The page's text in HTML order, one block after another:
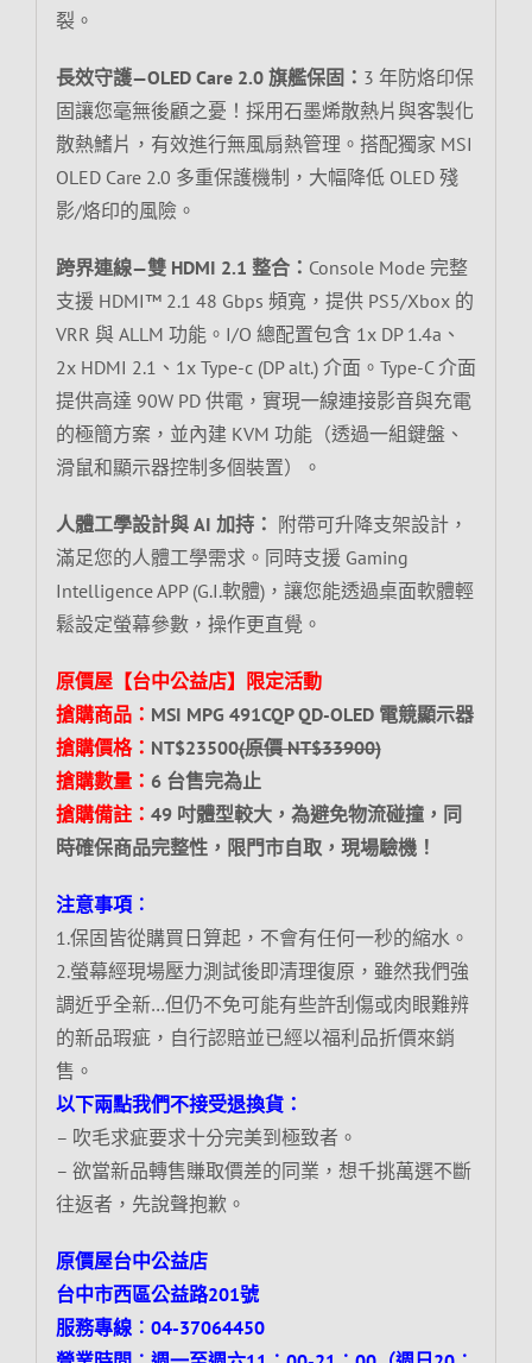
裂。
長效守護—OLED Care 2.0 旗艦保固： 3 年防烙印保
固讓您毫無後顧之憂！採用石墨烯散熱片與客製化
散熱鰭片，有效進行無風扇熱管理。搭配獨家 MSI
OLED Care 2.0 多重保護機制，大幅降低 OLED 殘
影/烙印的風險。
跨界連線—雙 HDMI 2.1 整合： Console Mode 完整
支援 HDMI™ 2.1 48 Gbps 頻寬，提供 PS5/Xbox 的
VRR 與 ALLM 功能。I/O 總配置包含 1x DP 1.4a、
2x HDMI 2.1、1x Type-c (DP alt.) 介面。Type-C 介面
提供高達 90W PD 供電，實現一線連接影音與充電
的極簡方案，並內建 KVM 功能（透過一組鍵盤、
滑鼠和顯示器控制多個裝置）。
人體工學設計與 AI 加持： 附帶可升降支架設計，
滿足您的人體工學需求。同時支援 Gaming
Intelligence APP (G.I.軟體)，讓您能透過桌面軟體輕
鬆設定螢幕參數，操作更直覺。
原價屋【台中公益店】限定活動
搶購商品： MSI MPG 491CQP QD-OLED 電競顯示器
搶購價格： NT$23500(原價 NT$33900)
搶購數量： 6 台售完為止
搶購備註： 49 吋體型較大，為避免物流碰撞，同
時確保商品完整性，限門市自取，現場驗機！
注意事項︰
1.保固皆從購買日算起，不會有任何一秒的縮水。
2.螢幕經現場壓力測試後即清理復原，雖然我們強
調近乎全新…但仍不免可能有些許刮傷或肉眼難辨
的新品瑕疵，自行認賠並已經以福利品折價來銷
售。
以下兩點我們不接受退換貨：
– 吹毛求疵要求十分完美到極致者。
– 欲當新品轉售賺取價差的同業，想千挑萬選不斷
往返者，先說聲抱歉。
原價屋台中公益店
台中市西區公益路201號
服務專線︰04-37064450